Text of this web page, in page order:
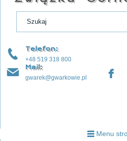
Telefon:
+48 519 318 800
Mail:
gwarek@gwarkowie.pl
Menu